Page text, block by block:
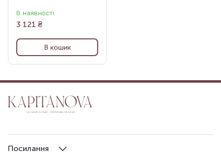
В наявності
3 121 ₴
В кошик
Посилання